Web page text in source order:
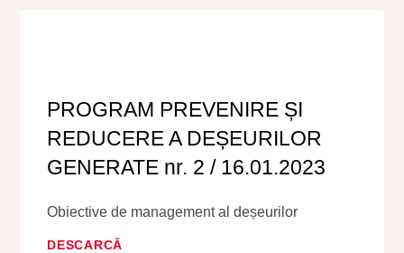
PROGRAM PREVENIRE ȘI
REDUCERE A DEȘEURILOR
GENERATE nr. 2 / 16.01.2023
Obiective de management al deșeurilor
DESCARCĂ